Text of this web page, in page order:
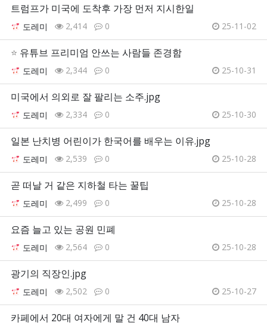
트럼프가 미국에 도착후 가장 먼저 지시한일
도레미 2,414 0 25-11-02
⭐ 유튜브 프리미엄 안쓰는 사람들 존경함
도레미 2,344 0 25-10-31
미국에서 의외로 잘 팔리는 소주.jpg
도레미 2,334 0 25-10-30
일본 난치병 어린이가 한국어를 배우는 이유.jpg
도레미 2,539 0 25-10-28
곧 떠날 거 같은 지하철 타는 꿀팁
도레미 2,499 0 25-10-28
요즘 늘고 있는 공원 민폐
도레미 2,564 0 25-10-28
광기의 직장인.jpg
도레미 2,502 0 25-10-27
카페에서 20대 여자에게 말 건 40대 남자